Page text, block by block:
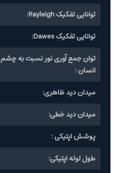
توانایی تفکیک Rayleigh:
توانایی تفکیک Dawes:
توان جمع آوری نور نسبت به چشم
انسان :
میدان دید ظاهری:
میدان دید خطی:
پوشش اپتیکی :
طول لوله اپتیکی: